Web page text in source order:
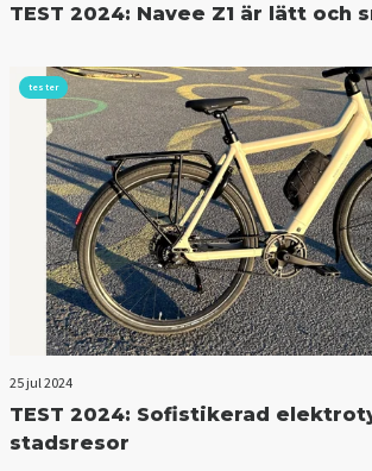
TEST 2024: Navee Z1 är lätt och
tester
25 jul 2024
TEST 2024: Sofistikerad
stadsresor